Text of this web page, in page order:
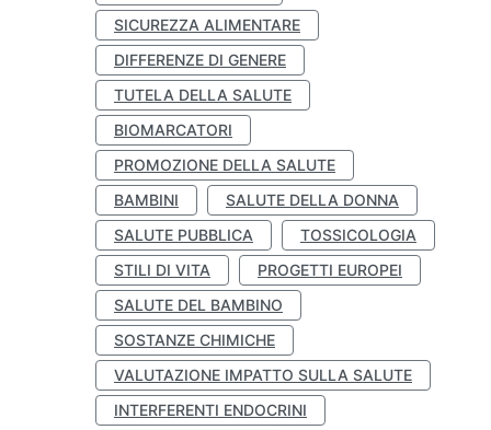
SICUREZZA ALIMENTARE
DIFFERENZE DI GENERE
TUTELA DELLA SALUTE
BIOMARCATORI
PROMOZIONE DELLA SALUTE
BAMBINI
SALUTE DELLA DONNA
SALUTE PUBBLICA
TOSSICOLOGIA
STILI DI VITA
PROGETTI EUROPEI
SALUTE DEL BAMBINO
SOSTANZE CHIMICHE
VALUTAZIONE IMPATTO SULLA SALUTE
INTERFERENTI ENDOCRINI